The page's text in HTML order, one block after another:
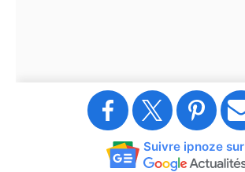
Suivre ipnoze sur